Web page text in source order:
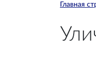
Главная